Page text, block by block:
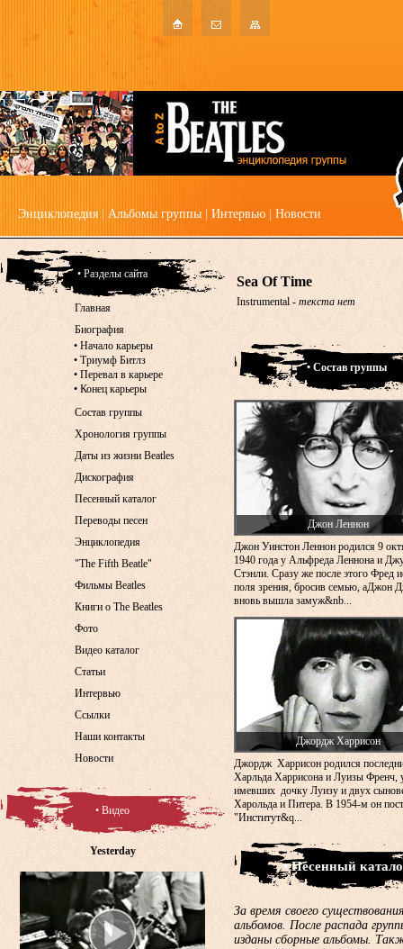
Энциклопедия Альбомы группы Интервью Новости
Sea Of Time
Instrumental - текста нет
• Состав группы
Джон Леннон
Джон Уинстон Леннон родился 9
1940 года у Альфреда Леннона и
Стэнли. Сразу же после этого Фред
поля зрения, бросив семью, аДжон
вновь вышла замуж&nb...
Джордж Харрисон
Джордж Харрисон родился
Харльда Харрисона и Луизы Френч,
имевших дочку Луизу и двух
Харольда и Питера. В 1954-м он
"Институт&q...
• Песенный
За время своего
альбомов. После распада
изданы сборные альбомы.
• Разделы сайта
Главная
Биография
• Начало карьеры
• Триумф Битлз
• Перевал в карьере
• Конец карьеры
Состав группы
Хронология группы
Даты из жизни Beatles
Дискография
Песенный каталог
Переводы песен
Энциклопедия
"The Fifth Beatle"
Фильмы Beatles
Книги о The Beatles
Фото
Видео каталог
Статьи
Интервью
Ссылки
Наши контакты
Новости
• Видео
Yesterday